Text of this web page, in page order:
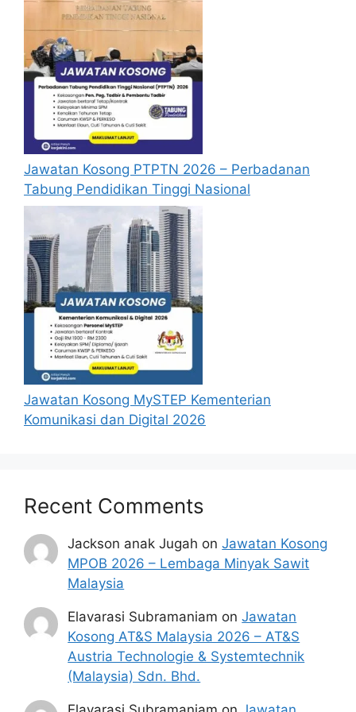
Penggunaan borang permohonan yang
dibuat salinan adalah dibenarkan.
Calon yang mempunyai pengalaman kerja
berkaitan akan diberi keutamaan.
Hanya calon yang disenarai pendek
sahaja akan dipanggil untuk temu duga.
Pemohon yang tidak menerima jawapan
selepas
tiga (3) bulandari tarikh iklan ini
ditutup adalah dianggap tidak berjaya.
Borang permohonan yang telah lengkap
diisi berserta dengan resume dan salinan
sijil-sijil yang berkaitan serta lain-lain
dokumen yang telah disahkan hendaklah
dikemukakan kepada :-
PENGURUS BESAR
SURUHANJAYA PELABUHAN PULAU PINANG
ARAS 2, SWETTENHAM PIER CRUISE
TERMINAL
No. 1A, PESARA KING EDWARD
10300 GEORGE TOWN, PULAU PINANG
Jawatan Kosong PTPTN 2026 – Perbadanan
Tabung Pendidikan Tinggi Nasional
Jawatan Kosong MySTEP Kementerian
Komunikasi dan Digital 2026
Recent Comments
Jackson anak Jugah onJawatan Kosong
MPOB 2026 – Lembaga Minyak Sawit
Malaysia
Elavarasi Subramaniam onJawatan
Kosong AT&S Malaysia 2026 – AT&S
Austria Technologie & Systemtechnik
(Malaysia) Sdn. Bhd.